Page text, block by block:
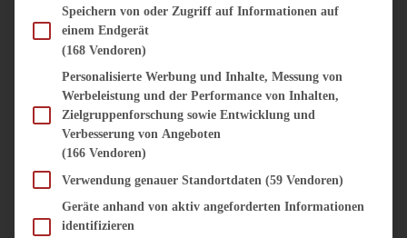
SUPPENKASPEREIEN
VORSPEISEN
SÜSS & HERZHAFT
BROTAUFSTRICH
DIPS, SAUCEN, CHUTNEYS
KÜCHENGESCHENKE
Im Folgenden finden Sie eine Liste der Zwecke des IAB Transparency and Consent
Speichern von oder Zugriff auf Informationen auf
einem Endgerät
(168 Vendoren)
Personalisierte Werbung und Inhalte, Messung von
Werbeleistung und der Performance von Inhalten,
Zielgruppenforschung sowie Entwicklung und
Verbesserung von Angeboten
(166 Vendoren)
Verwendung genauer Standortdaten (59 Vendoren)
Geräte anhand von aktiv angeforderten Informationen
identifizieren